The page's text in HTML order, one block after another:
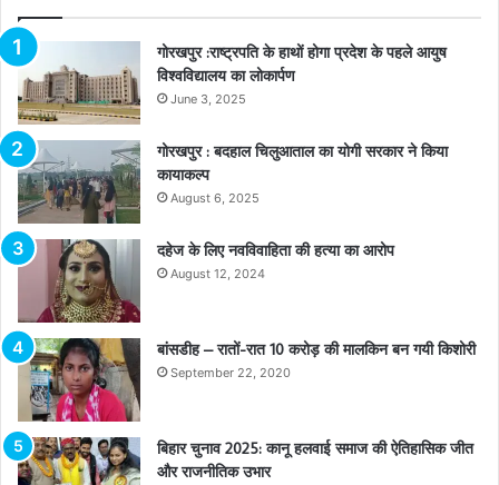
गोरखपुर :राष्ट्रपति के हाथों होगा प्रदेश के पहले आयुष
विश्वविद्यालय का लोकार्पण
June 3, 2025
गोरखपुर : बदहाल चिलुआताल का योगी सरकार ने किया
कायाकल्प
August 6, 2025
दहेज के लिए नवविवाहिता की हत्या का आरोप
August 12, 2024
बांसडीह – रातों-रात 10 करोड़ की मालकिन बन गयी किशोरी
September 22, 2020
बिहार चुनाव 2025: कानू हलवाई समाज की ऐतिहासिक जीत
और राजनीतिक उभार